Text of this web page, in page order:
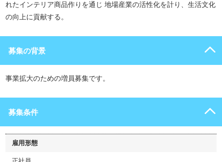
れたインテリア商品作りを通じ 地場産業の活性化を計り、生活文化
の向上に貢献する。
募集の背景
事業拡大のための増員募集です。
募集条件
雇用形態